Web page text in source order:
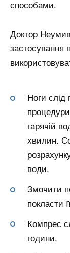
способами.
Доктор
застосування
Ноги слід
гарячій
хвилин.
води.
Змочити
покласти
Компрес
години.